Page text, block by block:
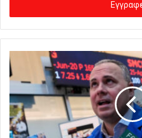
γ
ε
ε
τ
η
ν
η
λ
ε